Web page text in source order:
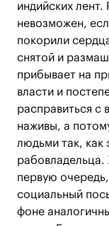
индийских лент.
невозможен,
покорили
снятой и
прибывает на
власти и
расправиться с
наживы, а
людьми так, как
рабовладельца.
первую
социальный
фоне